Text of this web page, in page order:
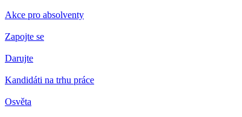
Akce pro absolventy
Zapojte se
Darujte
Kandidáti na trhu práce
Osvěta